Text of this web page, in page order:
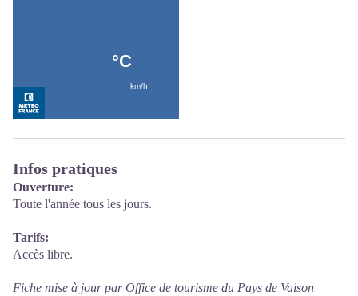
Infos pratiques
Ouverture:
Toute l'année tous les jours.
Tarifs:
Accès libre.
Fiche mise à jour par Office de tourisme du Pays de Vaison